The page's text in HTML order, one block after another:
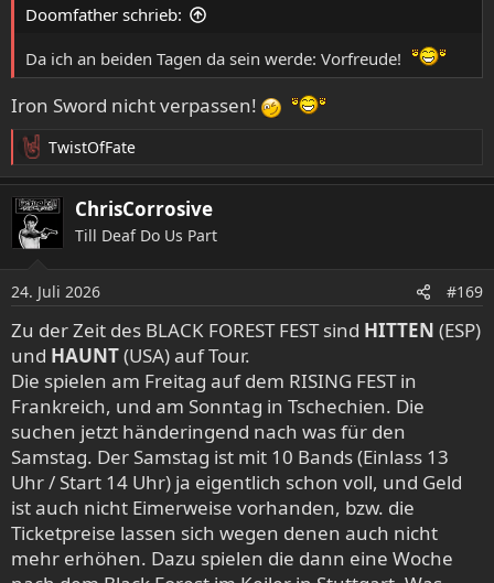
SKULL & CROSSBONES
nDoomfather schrieb:
Da ich an beiden Tagen da sein werde: Vorfreude!
Iron Sword nicht verpassen!
R
e
a
k
t
n
e
n
:
TwistOfFate
ChrisCorrosive
Till Deaf Do Us Part
24. Juli 2026 #169
Zu der Zeit des BLACK FOREST FEST sind HITTEN (ESP)
und HAUNT(USA) auf Tour.
Die spielen am Freitag auf dem RISING FEST in
Frankreich, und am Sonntag in Tschechien. Die
suchen jetzt händeringend nach was für den
Samstag. Der Samstag ist mit 10 Bands (Einlass 13
Uhr / Start 14 Uhr) ja eigentlich schon voll, und Geld
ist auch nicht Eimerweise vorhanden, bzw. die
Ticketpreise lassen sich wegen denen auch nicht
mehr erhöhen. Dazu spielen die dann eine Woche